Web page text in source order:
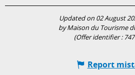
Updated on 02 August
by Maison du Tourisme
(Offer identifier :
Report